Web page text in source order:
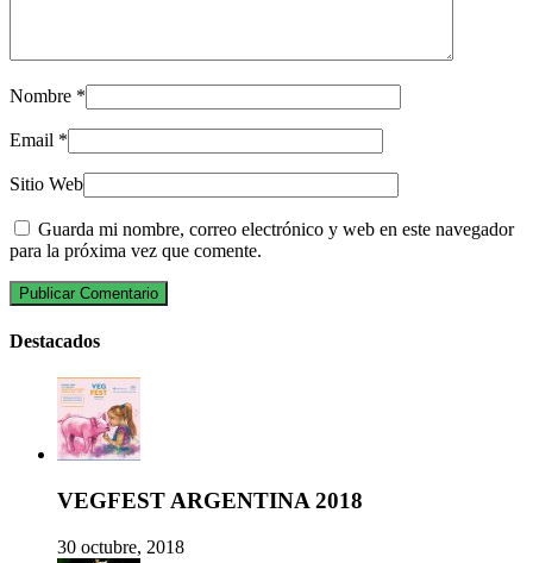
Nombre *
Email *
Sitio Web
Guarda mi nombre, correo electrónico y web en este navegador
para la próxima vez que comente.
Destacados
VEGFEST ARGENTINA 2018
30 octubre, 2018